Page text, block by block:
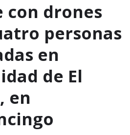
con drones
personas
en
de El
en